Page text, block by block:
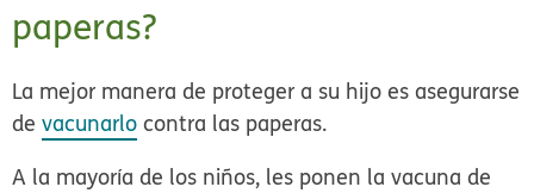
paperas?
La mejor manera de proteger a su hijo es asegurarse
devacunarlo contra las paperas.
A la mayoría de los niños, les ponen la vacuna de